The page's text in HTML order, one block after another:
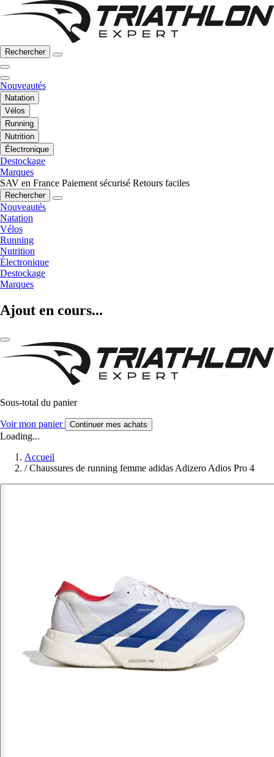
Rechercher
Nouveautés
Natation
Vélos
Running
Nutrition
Électronique
Destockage
Marques
SAV en France Paiement sécurisé Retours faciles
Rechercher
Nouveautés
Natation
Vélos
Running
Nutrition
Électronique
Destockage
Marques
Ajout en cours...
Sous-total du panier
Voir mon panier Continuer mes achats
Loading...
Accueil
/ Chaussures de running femme adidas Adizero Adios Pro 4